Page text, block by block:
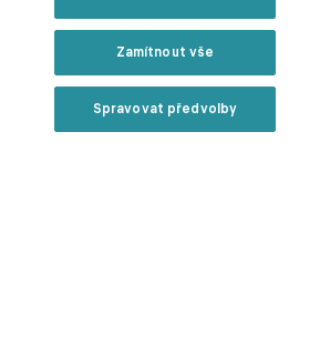
Zamítnout vše
Spravovat předvolby